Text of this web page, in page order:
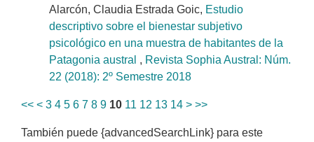
Alarcón, Claudia Estrada Goic, Estudio
descriptivo sobre el bienestar subjetivo
psicológico en una muestra de habitantes de la
Patagonia austral , Revista Sophia Austral: Núm.
22 (2018): 2º Semestre 2018
<< < 3 4 5 6 7 8 9 10 11 12 13 14 > >>
También puede {advancedSearchLink} para este